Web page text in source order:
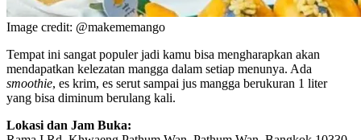
Image credit: @makememango
Tempat ini sangat populer jadi kamu bisa mengharapkan akan
mendapatkan kelezatan mangga dalam setiap menunya. Ada
smoothie, es krim, es serut sampai jus mangga berukuran 1 liter
yang bisa diminum berulang kali.
Lokasi dan Jam Buka: